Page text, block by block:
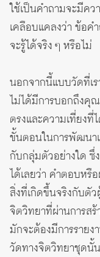
ใช้เป็นคำถามจะมีค
เคลือบแคลงว่า ข้อค
จะรู้ได้จริง ๆ หรือไม่
นอกจากนี้แบบวัดที่เ
ไม่ได้มีการบอกถึง
ตรงและความเที่ยงที่
ขั้นตอนในการพัฒนา
กับกลุ่มตัวอย่างใด ซึ่
ได้เลยว่า คำตอบหรื
สิ่งที่เกิดขึ้นจริงกับตั
จิตวิทยาที่ผ่านการส
มักจะต้องมีการราย
วัดทางจิตวิทยาชุดนั้